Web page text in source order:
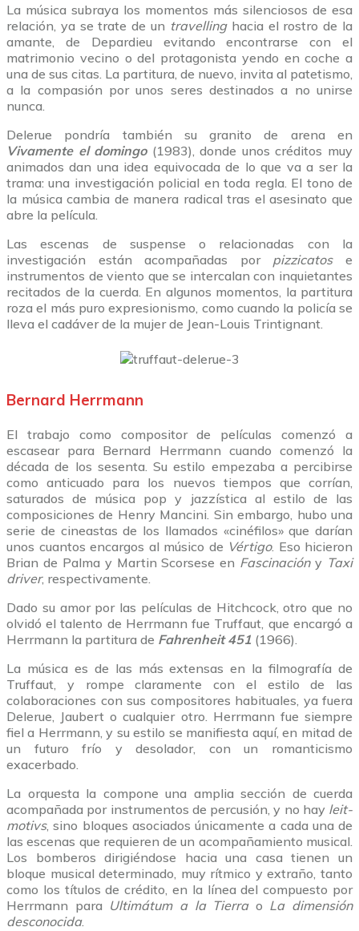
La música subraya los momentos más silenciosos de esa
relación, ya se trate de un travellinghacia el rostro de la
amante, de Depardieu evitando encontrarse con el
matrimonio vecino o del protagonista yendo en coche a
una de sus citas. La partitura, de nuevo, invita al patetismo,
a la compasión por unos seres destinados a no unirse
nunca.
Delerue pondría también su granito de arena en
Vivamente el domingo(1983), donde unos créditos muy
animados dan una idea equivocada de lo que va a ser la
trama: una investigación policial en toda regla. El tono de
la música cambia de manera radical tras el asesinato que
abre la película.
Las escenas de suspense o relacionadas con la
investigación están acompañadas por pizzicatose
instrumentos de viento que se intercalan con inquietantes
recitados de la cuerda. En algunos momentos, la partitura
roza el más puro expresionismo, como cuando la policía se
lleva el cadáver de la mujer de Jean-Louis Trintignant.
Bernard Herrmann
El trabajo como compositor de películas comenzó a
escasear para Bernard Herrmann cuando comenzó la
década de los sesenta. Su estilo empezaba a percibirse
como anticuado para los nuevos tiempos que corrían,
saturados de música pop y jazzística al estilo de las
composiciones de Henry Mancini. Sin embargo, hubo una
serie de cineastas de los llamados «cinéfilos» que darían
unos cuantos encargos al músico de Vértigo. Eso hicieron
Brian de Palma y Martin Scorsese en Fascinacióny Taxi
driver, respectivamente.
Dado su amor por las películas de Hitchcock, otro que no
olvidó el talento de Herrmann fue Truffaut, que encargó a
Herrmann la partitura de Fahrenheit 451 (1966).
La música es de las más extensas en la filmografía de
Truffaut, y rompe claramente con el estilo de las
colaboraciones con sus compositores habituales, ya fuera
Delerue, Jaubert o cualquier otro. Herrmann fue siempre
fiel a Herrmann, y su estilo se manifiesta aquí, en mitad de
un futuro frío y desolador, con un romanticismo
exacerbado.
La orquesta la compone una amplia sección de cuerda
acompañada por instrumentos de percusión, y no hay leit-
motivs, sino bloques asociados únicamente a cada una de
las escenas que requieren de un acompañamiento musical.
Los bomberos dirigiéndose hacia una casa tienen un
bloque musical determinado, muy rítmico y extraño, tanto
como los títulos de crédito, en la línea del compuesto por
Herrmann para Ultimátum a la Tierra o La dimensión
desconocida.